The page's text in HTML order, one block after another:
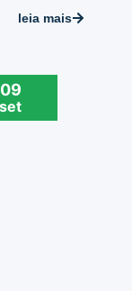
leia mais
09
set